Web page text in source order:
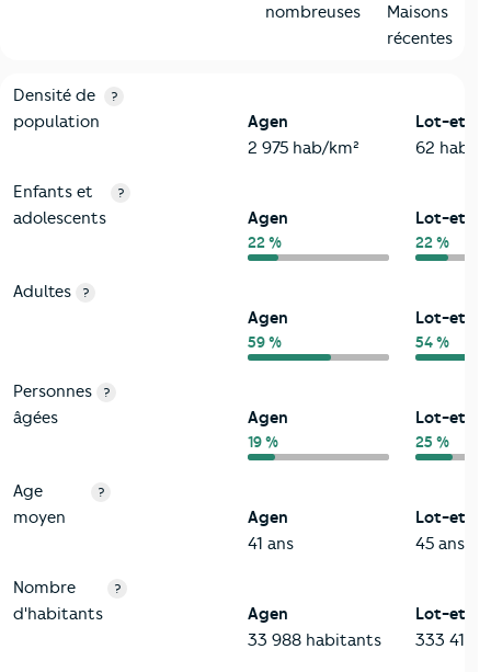
nombreuses
Maisons
récentes
2-Habitants
Critères Agen
Densité de
population
?
Agen
2 975 hab/km²
Lot-et-
62 hab/
Enfants et
adolescents
?
Agen
22 %
Lot-et-
22 %
Adultes ?
Agen
59 %
Lot-et-
54 %
Personnes
âgées
?
Agen
19 %
Lot-et-
25 %
Age
moyen
?
Agen
41 ans
Lot-et-
45 ans
Nombre
d'habitants
?
Agen
33 988 habitants
Lot-et-
333 417